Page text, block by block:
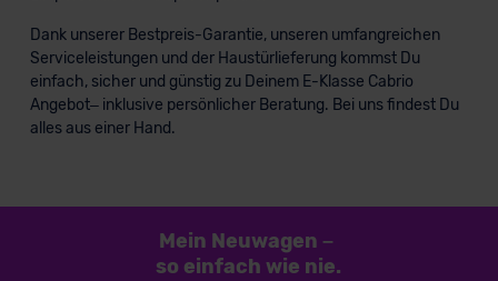
Dank unserer Bestpreis-Garantie, unseren umfangreichen
Serviceleistungen und der Haustürlieferung kommst Du
einfach, sicher und günstig zu Deinem E-Klasse Cabrio
Angebot– inklusive persönlicher Beratung. Bei uns findest Du
alles aus einer Hand.
Mein Neuwagen –
so einfach wie nie.